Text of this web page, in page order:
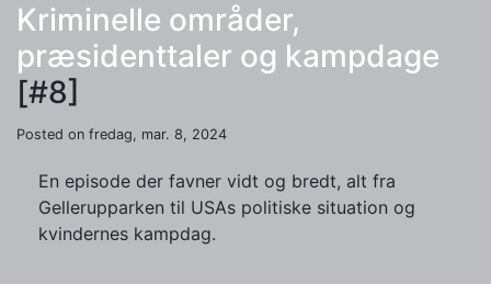
Kriminelle områder,
præsidenttaler og kampdage
[#8]
Posted on fredag, mar. 8, 2024
En episode der favner vidt og bredt, alt fra
Gellerupparken til USAs politiske situation og
kvindernes kampdag.